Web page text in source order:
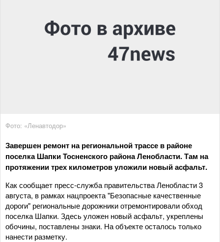
Фото: «Ленавтодор»
Завершен ремонт на региональной трассе в районе
поселка Шапки Тосненского района Ленобласти. Там на
протяжении трех километров уложили новый асфальт.
Как сообщает пресс-служба правительства Ленобласти 3
августа, в рамках нацпроекта "Безопасные качественные
дороги" региональные дорожники отремонтировали обход
поселка Шапки. Здесь уложен новый асфальт, укреплены
обочины, поставлены знаки. На объекте осталось только
нанести разметку.